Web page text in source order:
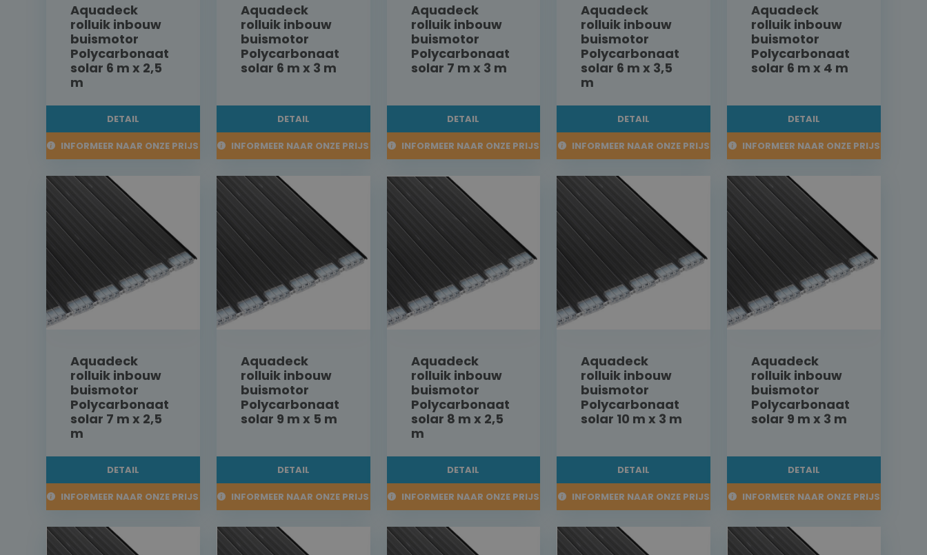
Aquadeck
rolluik inbouw
buismotor
Polycarbonaat
solar 6 m x 2,5
m
DETAIL
INFORMEER NAAR ONZE PRIJS
Aquadeck
rolluik inbouw
buismotor
Polycarbonaat
solar 6 m x 3 m
DETAIL
INFORMEER NAAR ONZE PRIJS
Aquadeck
rolluik inbouw
buismotor
Polycarbonaat
solar 7 m x 3 m
DETAIL
INFORMEER NAAR ONZE PRIJS
Aquadeck
rolluik inbouw
buismotor
Polycarbonaat
solar 6 m x 3,5
m
DETAIL
INFORMEER NAAR ONZE PRIJS
Aquadeck
rolluik inbouw
buismotor
Polycarbonaat
solar 6 m x 4 m
DETAIL
INFORMEER NAAR ONZE PRIJS
Aquadeck
rolluik inbouw
buismotor
Polycarbonaat
solar 7 m x 2,5
m
DETAIL
INFORMEER NAAR ONZE PRIJS
Aquadeck
rolluik inbouw
buismotor
Polycarbonaat
solar 9 m x 5 m
DETAIL
INFORMEER NAAR ONZE PRIJS
Aquadeck
rolluik inbouw
buismotor
Polycarbonaat
solar 8 m x 2,5
m
DETAIL
INFORMEER NAAR ONZE PRIJS
Aquadeck
rolluik inbouw
buismotor
Polycarbonaat
solar 10 m x 3 m
DETAIL
INFORMEER NAAR ONZE PRIJS
Aquadeck
rolluik inbouw
buismotor
Polycarbonaat
solar 9 m x 3 m
DETAIL
INFORMEER NAAR ONZE PRIJS